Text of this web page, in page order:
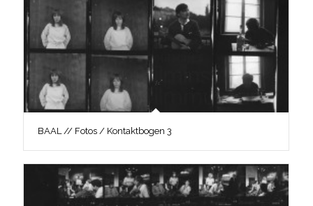
BAAL // Fotos / Kontaktbogen 3